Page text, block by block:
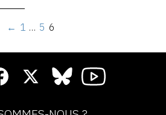
← 1 … 5 6